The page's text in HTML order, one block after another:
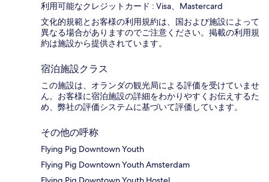
利用可能なクレジットカード : Visa、Mastercard
文化的規範とお客様の利用規約は、国および施設によって
異なる場合がありますのでご注意ください。掲載の利用規
約は施設から提供されています。
宿泊施設クラス
この施設は、オランダの観光局による評価を受けていませ
ん。お客様に宿泊施設の詳細をわかりやすくお伝えするた
め、弊社の評価システムに基づいて評価しています。
その他の呼称
Flying Pig Downtown Youth
Flying Pig Downtown Youth Amsterdam